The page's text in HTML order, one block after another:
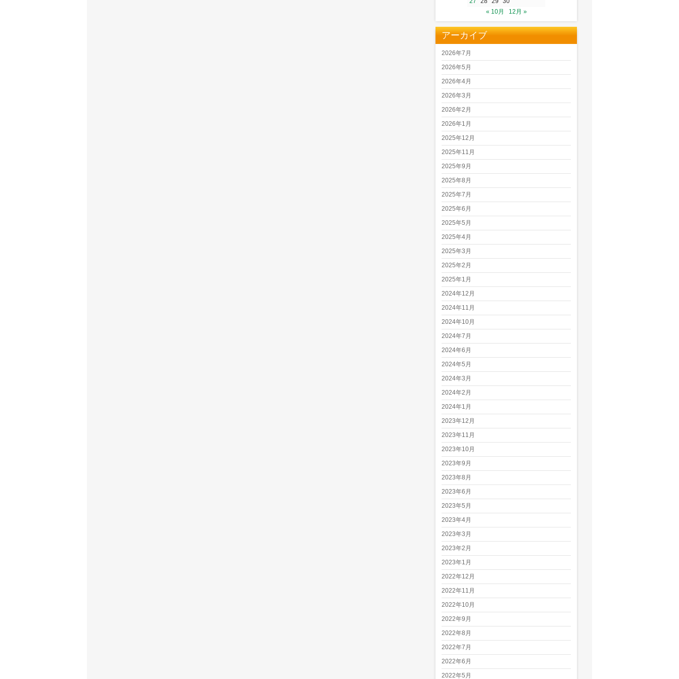
« 10月
12月 »
アーカイブ
2026年7月
2026年5月
2026年4月
2026年3月
2026年2月
2026年1月
2025年12月
2025年11月
2025年9月
2025年8月
2025年7月
2025年6月
2025年5月
2025年4月
2025年3月
2025年2月
2025年1月
2024年12月
2024年11月
2024年10月
2024年7月
2024年6月
2024年5月
2024年3月
2024年2月
2024年1月
2023年12月
2023年11月
2023年10月
2023年9月
2023年8月
2023年6月
2023年5月
2023年4月
2023年3月
2023年2月
2023年1月
2022年12月
2022年11月
2022年10月
2022年9月
2022年8月
2022年7月
2022年6月
2022年5月